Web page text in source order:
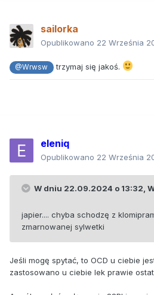
sailorka
Opublikowano 22 Września
@Wrwsw trzymaj się jakoś.
eleniq
Opublikowano 22 Września
W dniu 22.09.2024 o 13:32,
japier.... chyba schodzę z
zmarnowanej sylwetki
Jeśli mogę spytać, to OCD u ciebie
zastosowano u ciebie lek prawie